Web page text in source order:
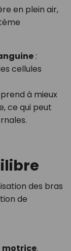
en plein air,
:
cellules
à mieux
ce qui peut
des bras
de
motrice.